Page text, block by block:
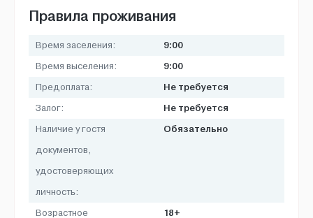
Правила проживания
Время заселения: 9:00
Время выселения: 9:00
Предоплата: Не требуется
Залог: Не требуется
Наличие у гостя
документов,
удостоверяющих
личность:
Обязательно
Возрастное
18+